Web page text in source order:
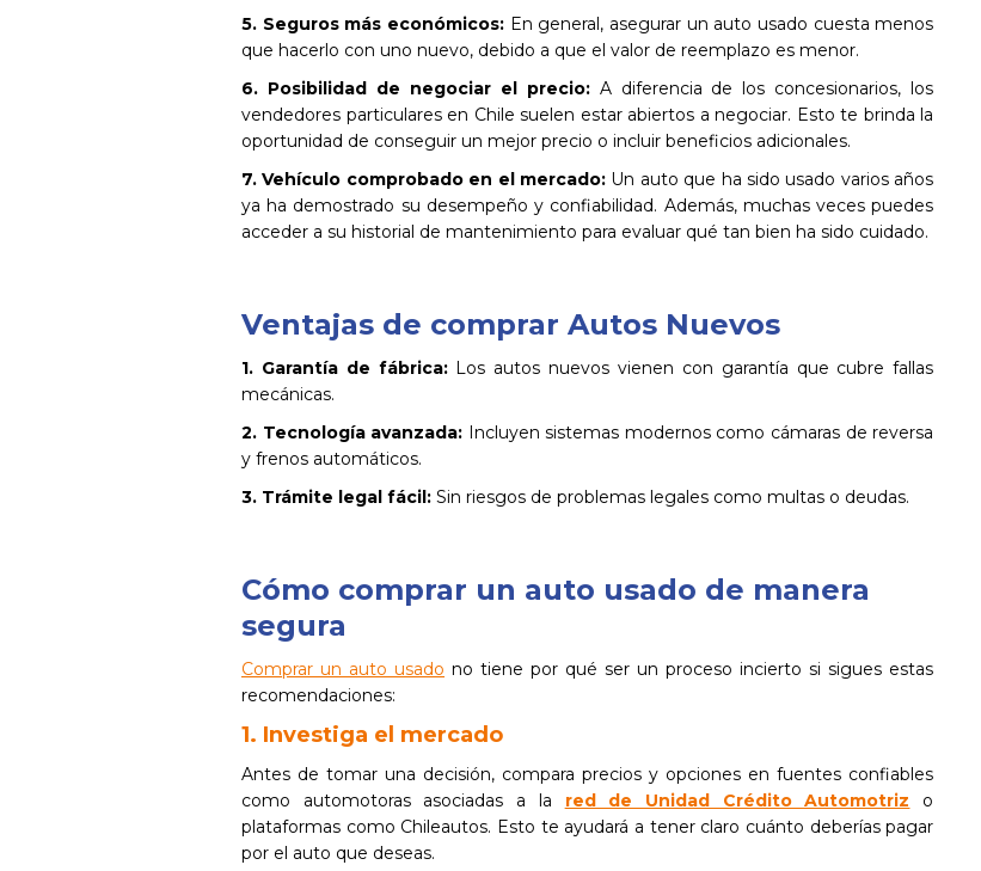
5. Seguros más económicos: En general, asegurar un auto usado cuesta menos
que hacerlo con uno nuevo, debido a que el valor de reemplazo es menor.
6. Posibilidad de negociar el precio: A diferencia de los concesionarios, los
vendedores particulares en Chile suelen estar abiertos a negociar. Esto te brinda la
oportunidad de conseguir un mejor precio o incluir beneficios adicionales.
7. Vehículo comprobado en el mercado: Un auto que ha sido usado varios años
ya ha demostrado su desempeño y confiabilidad. Además, muchas veces puedes
acceder a su historial de mantenimiento para evaluar qué tan bien ha sido cuidado.
Ventajas de comprar Autos Nuevos
1. Garantía de fábrica: Los autos nuevos vienen con garantía que cubre fallas
mecánicas.
2. Tecnología avanzada: Incluyen sistemas modernos como cámaras de reversa
y frenos automáticos.
3. Trámite legal fácil: Sin riesgos de problemas legales como multas o deudas.
Cómo comprar un auto usado de manera
segura
Comprar un auto usado no tiene por qué ser un proceso incierto si sigues estas
recomendaciones:
1. Investiga el mercado
Antes de tomar una decisión, compara precios y opciones en fuentes confiables
como automotoras asociadas a la red de Unidad Crédito Automotriz o
plataformas como Chileautos. Esto te ayudará a tener claro cuánto deberías pagar
por el auto que deseas.